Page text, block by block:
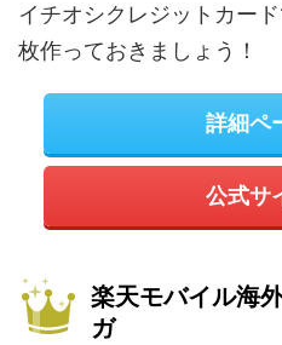
イチオシクレジットカー
枚作っておきましょう！
詳細ペ
公式サ
楽天モバイル海
ガ